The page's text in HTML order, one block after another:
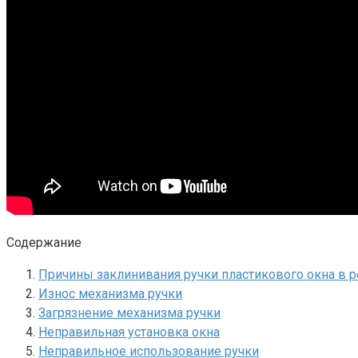
Содержание
Причины заклинивания ручки пластикового окна в
Износ механизма ручки
Загрязнение механизма ручки
Неправильная установка окна
Неправильное использование ручки